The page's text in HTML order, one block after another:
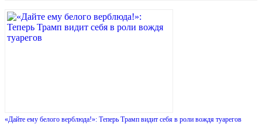
«Дайте ему белого верблюда!»: Теперь Трамп видит себя в роли вождя туарегов